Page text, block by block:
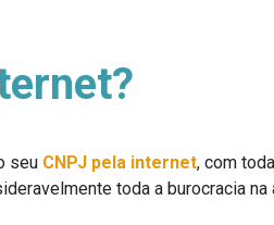
seu CNPJ pela internet, com
toda a burocracia